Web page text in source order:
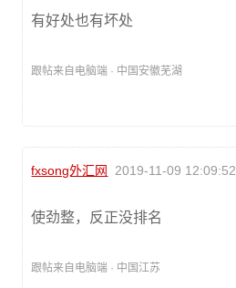
有好处也有坏处
跟帖来自电脑端 · 中国安徽芜湖
fxsong外汇网 2019-11-09 12:09:52
使劲整，反正没排名
跟帖来自电脑端 · 中国江苏